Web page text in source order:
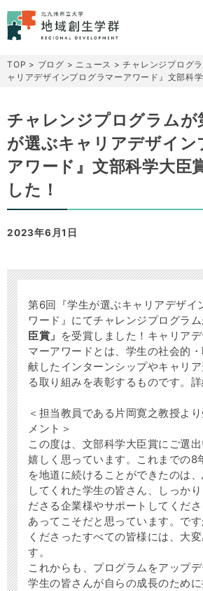
TOP > ブログ > ニュース >チャレンジプログ
ャリアデザインプログラマーアワード』文部科
チャレンジプログラムが
が選ぶキャリアデザイン
アワード』文部科学大臣
した！
2023年6月1日
第6回『学生が選ぶキャリアデザイ
ワード』にてチャレンジプログラ
臣賞」 を受賞しました！キャリア
マーアワードとは、学生の社会的
献したインターンシップやキャリ
る取り組みを表彰するものです。
＜担当教員である片岡寛之教授よ
メント＞
この度は、文部科学大臣賞にご選
嬉しく思っています。これまでの8
を地道に続けることができたのは
してくれた学生の皆さん、しっか
ださる企業様やサポートしてくだ
あってこそだと思っています。で
くださったすべての皆様には、大
す。
これからも、プログラムをアップデ
学生の皆さんが自らの成長のため